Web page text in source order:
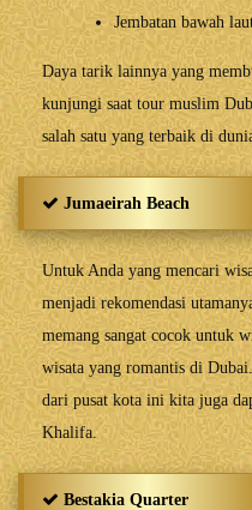
Jembatan bawah
Daya tarik lainnya yang
kunjungi saat tour muslim
salah satu yang terbaik di
Jumaeirah Beach
Untuk Anda yang mencari
menjadi rekomendasi
memang sangat cocok untuk
wisata yang romantis di
dari pusat kota ini kita juga
Khalifa.
Bestakia Quarter